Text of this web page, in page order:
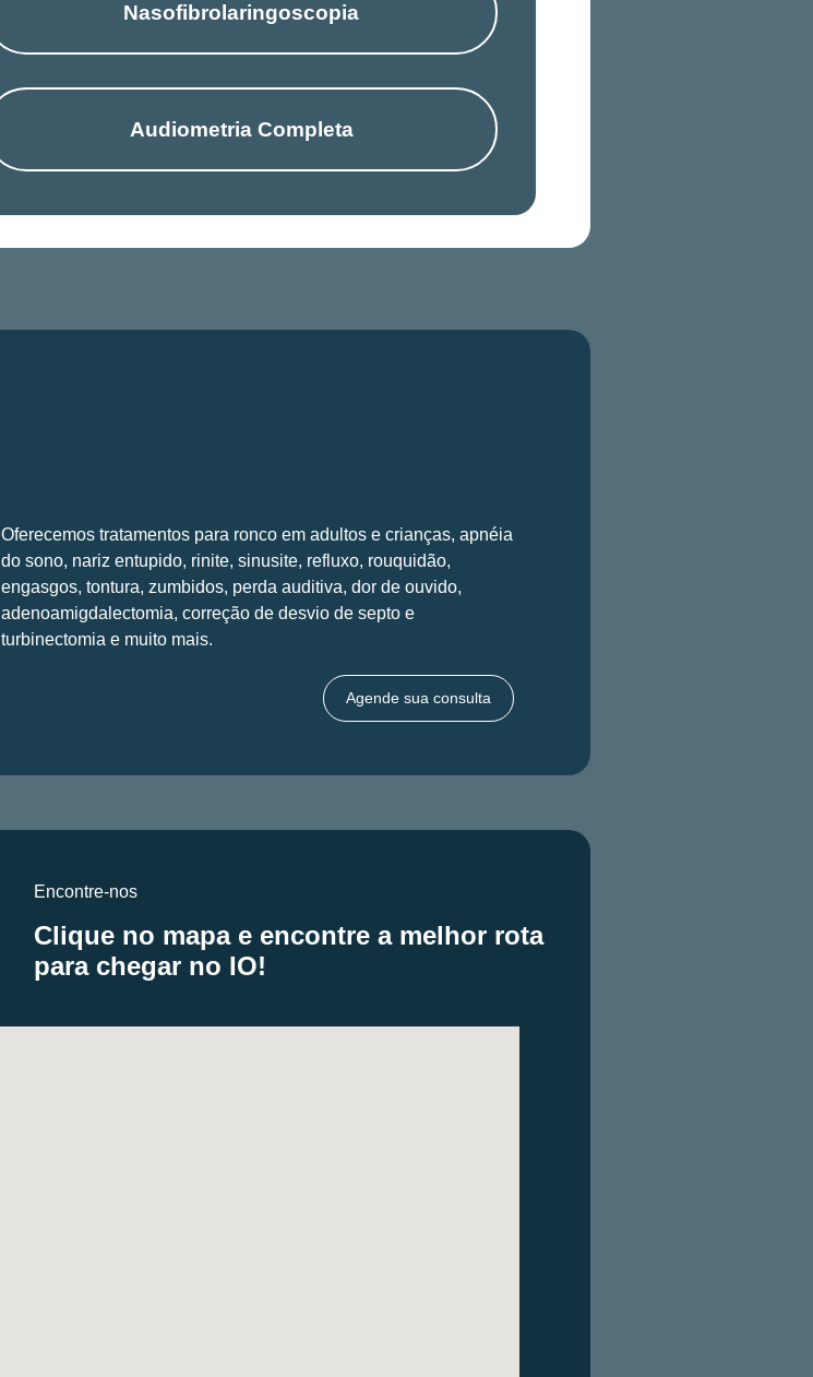
Nasofibrolaringoscopia
Audiometria Completa
Oferecemos tratamentos para ronco em adultos e crianças, apnéia
do sono, nariz entupido, rinite, sinusite, refluxo, rouquidão,
engasgos, tontura, zumbidos, perda auditiva, dor de ouvido,
adenoamigdalectomia, correção de desvio de septo e
turbinectomia e muito mais.
Agende sua consulta
Encontre-nos
Clique no mapa e encontre a melhor rota
para chegar no IO!